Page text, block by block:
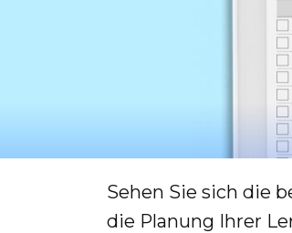
Sehen Sie sich die
die Planung Ihrer